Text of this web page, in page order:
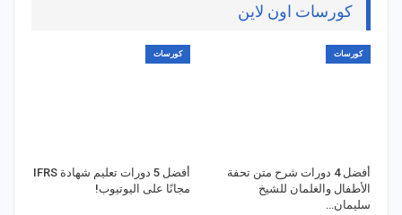
كورسات اون لاين
كورسات
أفضل 4 دورات شرح متن تحفة
الأطفال والغلمان للشيخ
سليمان…
كورسات
أفضل 5 دورات تعليم شهادة IFRS
مجانًا على اليوتيوب!